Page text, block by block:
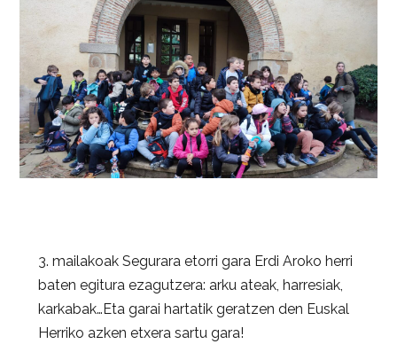
3. mailakoak Segurara etorri gara Erdi Aroko herri
baten egitura ezagutzera: arku ateak, harresiak,
karkabak…Eta garai hartatik geratzen den Euskal
Herriko azken etxera sartu gara!